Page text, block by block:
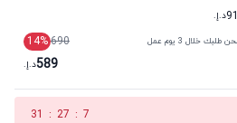
د.إ.
خلال 3 يوم عمل 690
14%
589د.إ.
6
:
27
:
31